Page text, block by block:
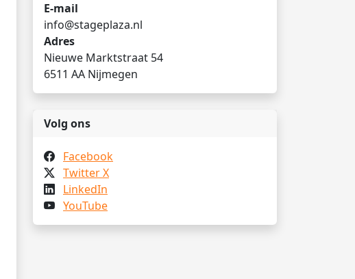
E-mail
info@stageplaza.nl
Adres
Nieuwe Marktstraat 54
6511 AA Nijmegen
Volg ons
Facebook
Twitter X
LinkedIn
YouTube